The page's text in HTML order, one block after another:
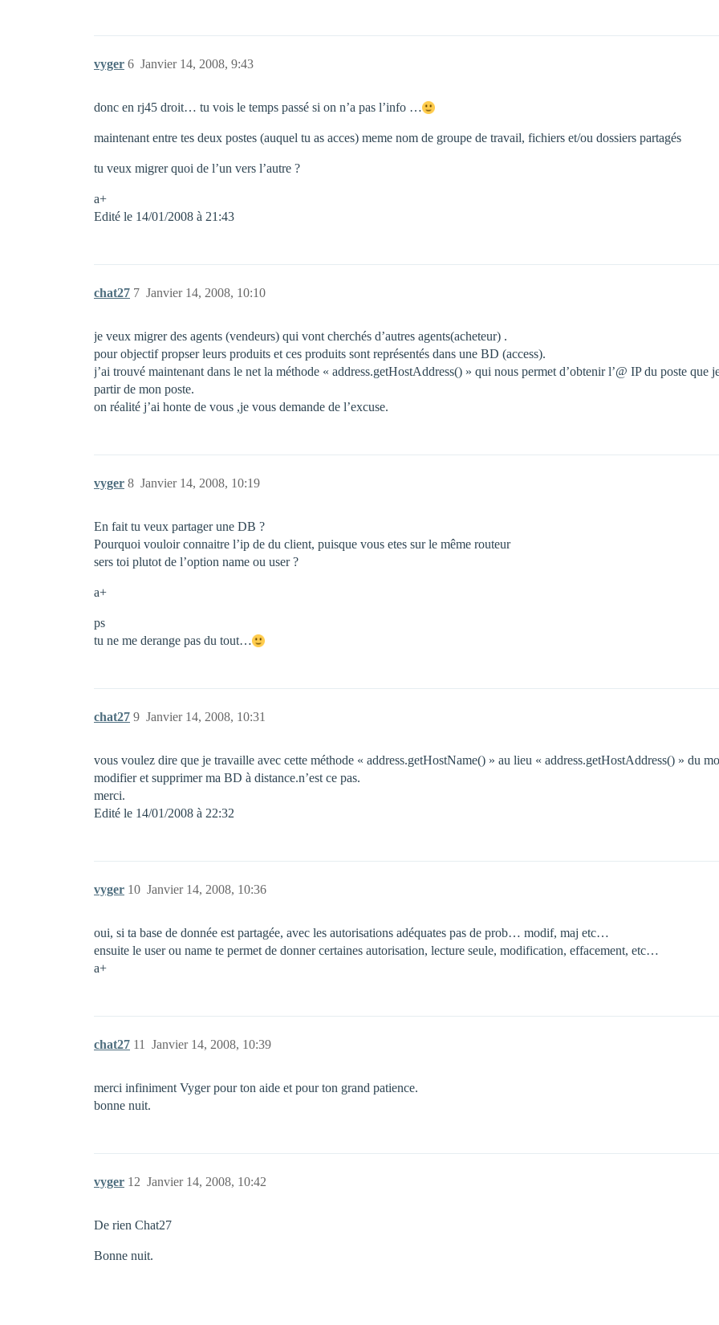
vyger Janvier 14, 2008, 9:43
6
donc en rj45 droit… tu vois le temps passé si on n’a pas l’info …
maintenant entre tes deux postes (auquel tu as acces) meme nom de groupe de travail, fichiers et/ou dossiers partagés
tu veux migrer quoi de l’un vers l’autre ?
a+
Edité le 14/01/2008 à 21:43
chat27 Janvier 14, 2008, 10:10
7
je veux migrer des agents (vendeurs) qui vont cherchés d’autres agents(acheteur) .
pour objectif propser leurs produits et ces produits sont représentés dans une BD (access).
j’ai trouvé maintenant dans le net la méthode « address.getHostAddress() » qui nous permet d’obtenir l’@ IP du poste que
partir de mon poste.
on réalité j’ai honte de vous ,je vous demande de l’excuse.
vyger Janvier 14, 2008, 10:19
8
En fait tu veux partager une DB ?
Pourquoi vouloir connaitre l’ip de du client, puisque vous etes sur le même routeur
sers toi plutot de l’option name ou user ?
a+
ps
tu ne me derange pas du tout…
chat27 Janvier 14, 2008, 10:31
9
vous voulez dire que je travaille avec cette méthode « address.getHostName() » au lieu « address.getHostAddress() » du
modifier et supprimer ma BD à distance.n’est ce pas.
merci.
Edité le 14/01/2008 à 22:32
vyger Janvier 14, 2008, 10:36
10
oui, si ta base de donnée est partagée, avec les autorisations adéquates pas de prob… modif, maj etc…
ensuite le user ou name te permet de donner certaines autorisation, lecture seule, modification, effacement, etc…
a+
chat27 Janvier 14, 2008, 10:39
11
merci infiniment Vyger pour ton aide et pour ton grand patience.
bonne nuit.
vyger Janvier 14, 2008, 10:42
12
De rien Chat27
Bonne nuit.